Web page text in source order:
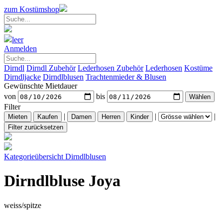
zum Kostümshop
leer
Anmelden
Dirndl Dirndl Zubehör Lederhosen Zubehör Lederhosen Kostüme
Dirndljacke Dirndlblusen Trachtenmieder & Blusen
Gewünschte Mietdauer
von
bis
Filter
|
| |
Kategorieübersicht Dirndlblusen
Dirndlbluse Joya
weiss/spitze